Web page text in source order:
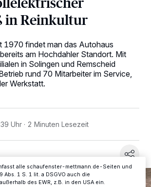
in Reinkultur
1970 findet man das Autohaus
am Hochdahler Standort. Mit
in Solingen und Remscheid
rund 70 Mitarbeiter im Service,
Werkstatt.
Uhr 2 Minuten Lesezeit
-Partner speichern und greifen auf
Daten wie Browserdaten oder eindeutige
Gerät zu. Durch Auswahl von OK aktivieren Sie
deaktiviert sind, sind manche Inhalte und
wieder aufrufen, um Ihre Einstellungen zu
zu widerrufen, indem Sie auf den Link
alle schaufenster-mettmann.de-Seiten und
Abs. 1 S. 1 lit. a DSGVO auch die
des EWR, z.B. in den USA ein.